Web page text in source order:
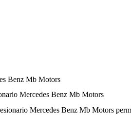
Benz Mb Motors
Mercedes Benz Mb Motors
Mercedes Benz Mb Motors